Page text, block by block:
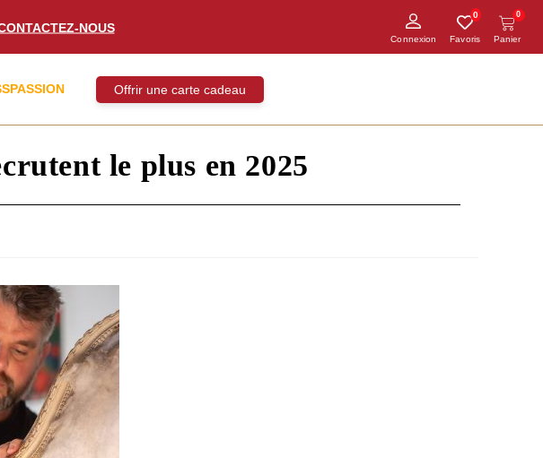
NOUS
0 0
Offrir une carte cadeau
le plus en 2025